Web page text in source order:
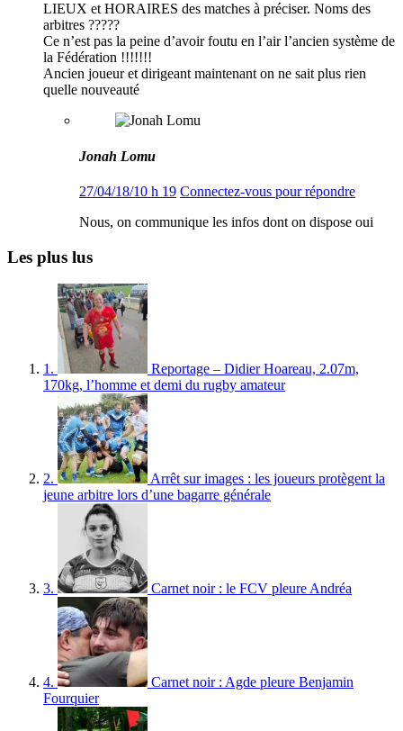
LIEUX et HORAIRES des matches à préciser. Noms des
arbitres ?????
Ce n’est pas la peine d’avoir foutu en l’air l’ancien système de
la Fédération !!!!!!!
Ancien joueur et dirigeant maintenant on ne sait plus rien
quelle nouveauté
Jonah Lomu
27/04/18/10 h 19 Connectez-vous pour répondre
Nous, on communique les infos dont on dispose oui
Les plus lus
1.
Reportage – Didier Hoareau, 2.07m,
170kg, l’homme et demi du rugby amateur
2.
Arrêt sur images : les joueurs protègent la
jeune arbitre lors d’une bagarre générale
3. Carnet noir : le FCV pleure Andréa
4.
Carnet noir : Agde pleure Benjamin
Fourquier